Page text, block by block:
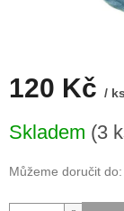
120 Kč / ks
cena:
Skladem (3
Můžeme doručit do: